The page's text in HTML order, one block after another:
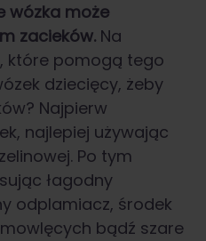
wózka może
zacieków. Na
które pomogą tego
dziecięcy, żeby
Najpierw
najlepiej używając
Po tym
łagodny
odplamiacz, środek
bądź szare